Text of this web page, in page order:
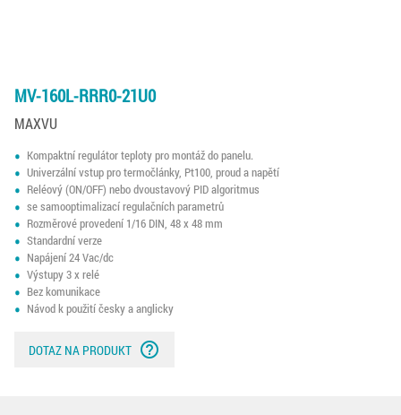
MV-160L-RRR0-21U0
MAXVU
Kompaktní regulátor teploty pro montáž do panelu.
Univerzální vstup pro termočlánky, Pt100, proud a napětí
Reléový (ON/OFF) nebo dvoustavový PID algoritmus
se samooptimalizací regulačních parametrů
Rozměrové provedení 1/16 DIN, 48 x 48 mm
Standardní verze
Napájení 24 Vac/dc
Výstupy 3 x relé
Bez komunikace
Návod k použití česky a anglicky
DOTAZ NA PRODUKT help_outline